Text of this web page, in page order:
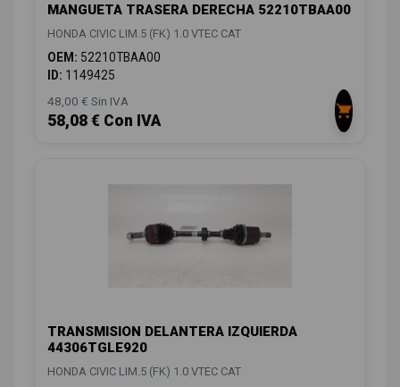
MANGUETA TRASERA DERECHA 52210TBAA00
HONDA CIVIC LIM.5 (FK) 1.0 VTEC CAT
OEM: 52210TBAA00
ID: 1149425
48,00 € Sin IVA
58,08 € Con IVA
TRANSMISION DELANTERA IZQUIERDA
44306TGLE920
HONDA CIVIC LIM.5 (FK) 1.0 VTEC CAT